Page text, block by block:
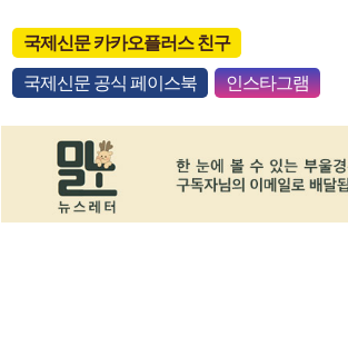
국제신문 카카오플러스 친구
국제신문 공식 페이스북 인스타그램